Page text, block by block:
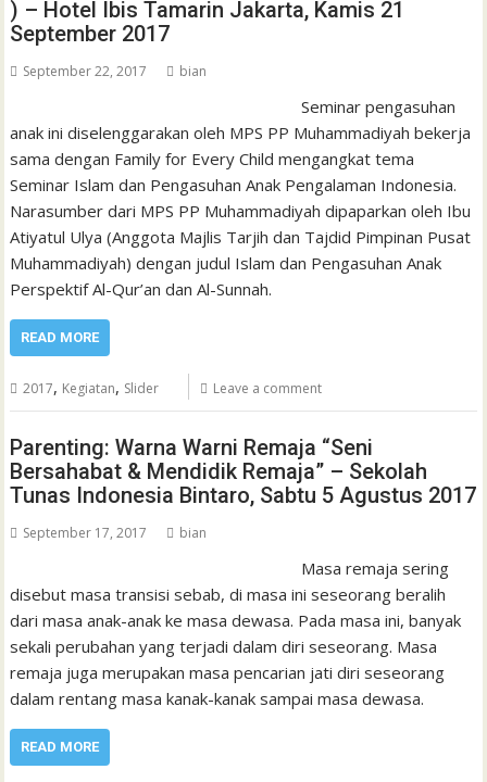
) – Hotel Ibis Tamarin Jakarta, Kamis 21
September 2017
September 22, 2017 bian
Seminar pengasuhan
anak ini diselenggarakan oleh MPS PP Muhammadiyah bekerja
sama dengan Family for Every Child mengangkat tema
Seminar Islam dan Pengasuhan Anak Pengalaman Indonesia.
Narasumber dari MPS PP Muhammadiyah dipaparkan oleh Ibu
Atiyatul Ulya (Anggota Majlis Tarjih dan Tajdid Pimpinan Pusat
Muhammadiyah) dengan judul Islam dan Pengasuhan Anak
Perspektif Al-Qur’an dan Al-Sunnah.
READ MORE
2017, Kegiatan, Slider Leave a comment
Parenting: Warna Warni Remaja “Seni
Bersahabat & Mendidik Remaja” – Sekolah
Tunas Indonesia Bintaro, Sabtu 5 Agustus 2017
September 17, 2017 bian
Masa remaja sering
disebut masa transisi sebab, di masa ini seseorang beralih
dari masa anak-anak ke masa dewasa. Pada masa ini, banyak
sekali perubahan yang terjadi dalam diri seseorang. Masa
remaja juga merupakan masa pencarian jati diri seseorang
dalam rentang masa kanak-kanak sampai masa dewasa.
READ MORE